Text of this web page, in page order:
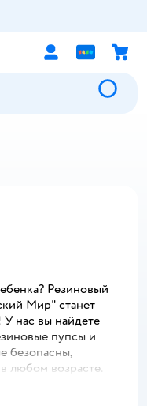
Резиновый
Мир" станет
нас вы найдете
пупсы и
безопасны,
любом возрасте.